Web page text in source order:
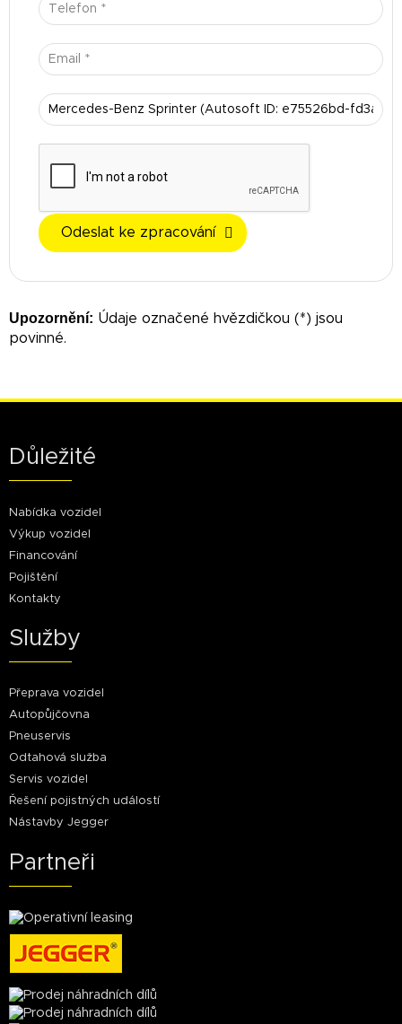
Odeslat ke zpracování
Upozornění: Údaje označené hvězdičkou (*) jsou
povinné.
Důležité
Nabídka vozidel
Výkup vozidel
Financování
Pojištění
Kontakty
Služby
Přeprava vozidel
Autopůjčovna
Pneuservis
Odtahová služba
Servis vozidel
Řešení pojistných událostí
Nástavby Jegger
Partneři